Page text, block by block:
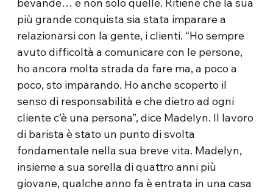
più grande conquista sia stata imparare a
relazionarsi con la gente, i clienti. “Ho sempre
avuto difficoltà a comunicare con le persone,
ho ancora molta strada da fare ma, a poco a
poco, sto imparando. Ho anche scoperto il
senso di responsabilità e che dietro ad ogni
cliente c’è una persona”, dice Madelyn. Il lavoro
di barista è stato un punto di svolta
fondamentale nella sua breve vita. Madelyn,
insieme a sua sorella di quattro anni più
giovane, qualche anno fa è entrata in una casa